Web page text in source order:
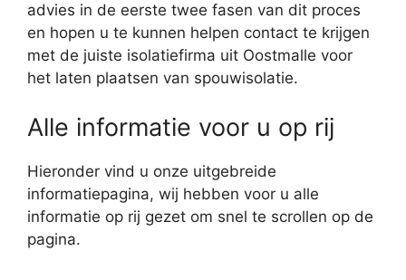
advies in de eerste twee fasen van dit proces
en hopen u te kunnen helpen contact te krijgen
met de juiste isolatiefirma uit Oostmalle voor
het laten plaatsen van spouwisolatie.
Alle informatie voor u op rij
Hieronder vind u onze uitgebreide
informatiepagina, wij hebben voor u alle
informatie op rij gezet om snel te scrollen op de
pagina.